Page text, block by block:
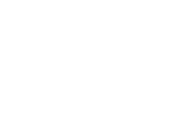
культуры.